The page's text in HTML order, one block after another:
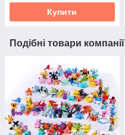
Купити
Подібні товари компанії